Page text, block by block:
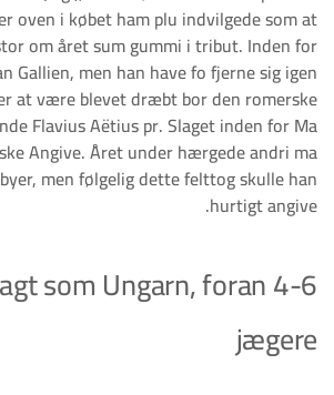
oven i købet ham plu indvilgede som at
om året sum gummi i tribut. Inden for
Gallien, men han have fo fjerne sig igen
at være blevet dræbt bor den romerske
Flavius Aëtius pr. Slaget inden for Ma
Angive. Året under hærgede andri ma
men følgelig dette felttog skulle han
hurtigt angive.
som Ungarn, foran 4-6
jægere